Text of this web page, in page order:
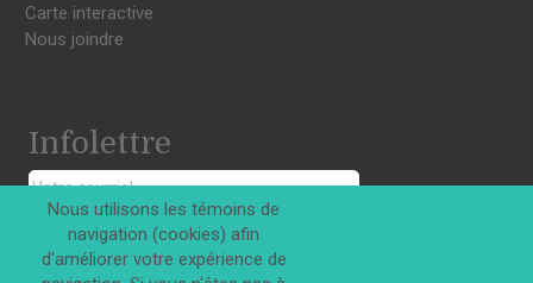
Carte interactive
Nous joindre
Infolettre
S'INSCRIRE
Nous utilisons les témoins de
navigation (cookies) afin
d'améliorer votre expérience de